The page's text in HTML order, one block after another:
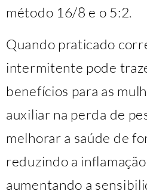
método 16/8 e o 5:2.
Quando praticado
intermitente pode
benefícios para as
auxiliar na perda de
melhorar a saúde de
reduzindo a
aumentando a